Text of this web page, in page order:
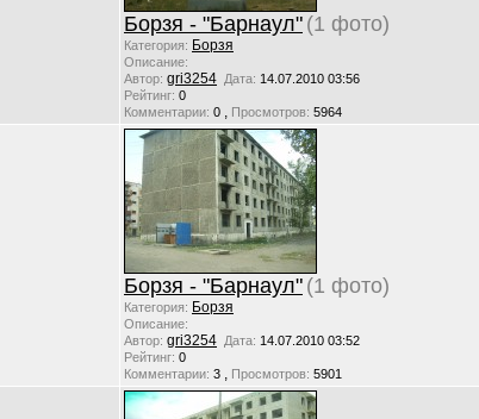
Борзя - "Барнаул" (1 фото)
Категория: Борзя
Описание:
Автор: gri3254 Дата: 14.07.2010 03:56
Рейтинг: 0
Комментарии: 0 , Просмотров: 5964
Борзя - "Барнаул" (1 фото)
Категория: Борзя
Описание:
Автор: gri3254 Дата: 14.07.2010 03:52
Рейтинг: 0
Комментарии: 3 , Просмотров: 5901